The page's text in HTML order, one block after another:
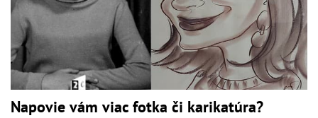
Napovie vám viac fotka či karikatúra?